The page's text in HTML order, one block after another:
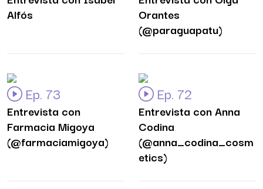
Alfós
Orantes
(@paraguapatu)
Ep. 73
Entrevista con
Farmacia Migoya
(@farmaciamigoya)
Ep. 72
Entrevista con Anna
Codina
(@anna_codina_cosm
etics)